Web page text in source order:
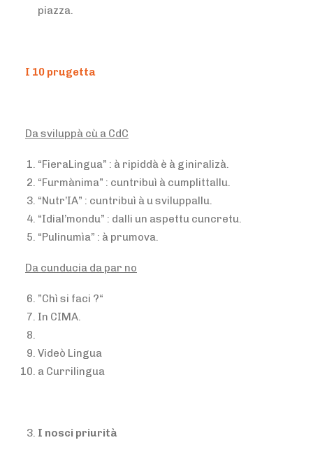
piazza.
I 10 prugetta
Da sviluppà cù a CdC
“FieraLingua” : à ripiddà è à giniralizà.
“Furmànima” : cuntribuì à cumplittallu.
“Nutr’IA” : cuntribuì à u sviluppallu.
“Idial’mondu” : dalli un aspettu cuncretu.
“Pulinumìa” : à prumova.
Da cunducia da par no
”Chì si faci ?“
In CIMA.
Videò Lingua
a Currilingua
I nosci priurità